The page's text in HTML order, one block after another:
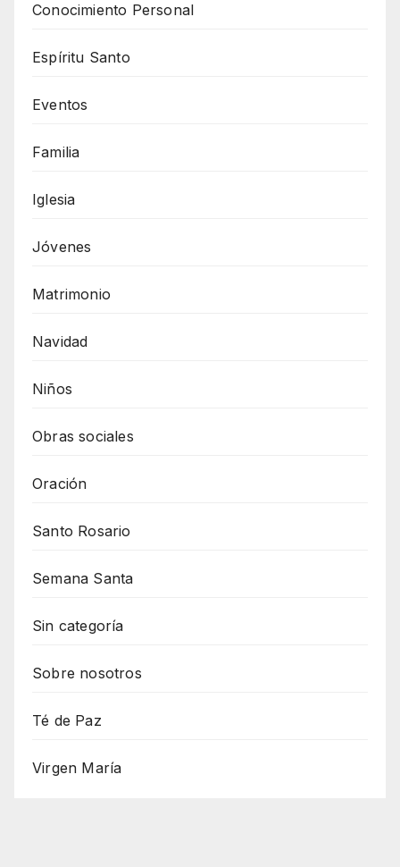
Conocimiento Personal
Espíritu Santo
Eventos
Familia
Iglesia
Jóvenes
Matrimonio
Navidad
Niños
Obras sociales
Oración
Santo Rosario
Semana Santa
Sin categoría
Sobre nosotros
Té de Paz
Virgen María